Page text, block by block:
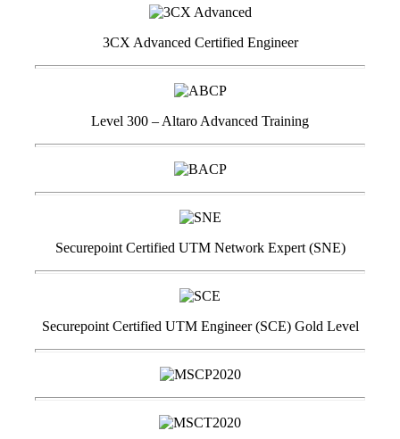
3CX Advanced Certified Engineer
Level 300 – Altaro Advanced Training
Securepoint Certified UTM Network Expert (SNE)
Securepoint Certified UTM Engineer (SCE) Gold Level